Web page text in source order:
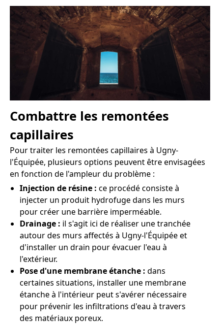
Combattre les remontées
capillaires
Pour traiter les remontées capillaires à Ugny-
l'Équipée, plusieurs options peuvent être envisagées
en fonction de l'ampleur du problème :
Injection de résine : ce procédé consiste à
injecter un produit hydrofuge dans les murs
pour créer une barrière imperméable.
Drainage : il s'agit ici de réaliser une tranchée
autour des murs affectés à Ugny-l'Équipée et
d'installer un drain pour évacuer l'eau à
l'extérieur.
Pose d'une membrane étanche : dans
certaines situations, installer une membrane
étanche à l'intérieur peut s'avérer nécessaire
pour prévenir les infiltrations d'eau à travers
des matériaux poreux.